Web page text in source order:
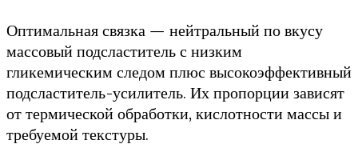
Оптимальная связка — нейтральный по вкусу
массовый подсластитель с низким
гликемическим следом плюс высокоэффективный
подсластитель-усилитель. Их пропорции зависят
от термической обработки, кислотности массы и
требуемой текстуры.